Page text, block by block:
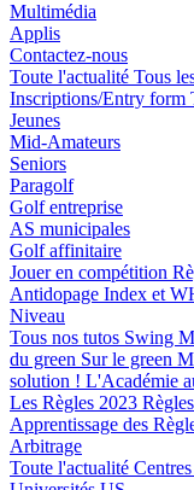
Multimédia
Applis
Contactez-nous
Toute l'actualité Tous
Inscriptions/Entry form
Jeunes
Mid-Amateurs
Seniors
Paragolf
Golf entreprise
AS municipales
Golf affinitaire
Jouer en compétition
Antidopage Index et
Niveau
Tous nos tutos Swing
du green Sur le green
solution ! L'Académie
Les Règles 2023
Apprentissage des
Arbitrage
Toute l'actualité